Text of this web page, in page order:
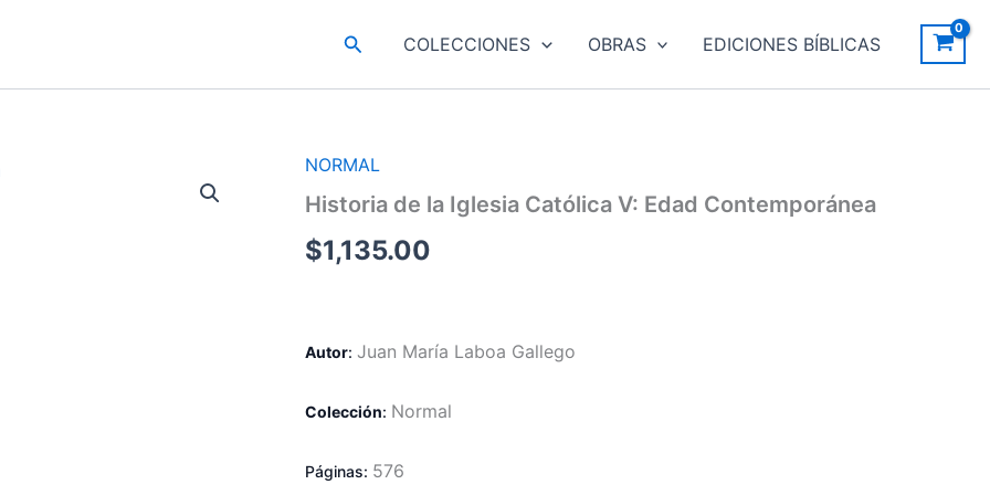
BuscarCOLECCIONES OBRAS EDICIONES BÍBLICAS
NORMAL
Historia de la Iglesia Católica V: Edad Contemporánea
$1,135.00
Autor: Juan María Laboa Gallego
Colección: Normal
Páginas: 576